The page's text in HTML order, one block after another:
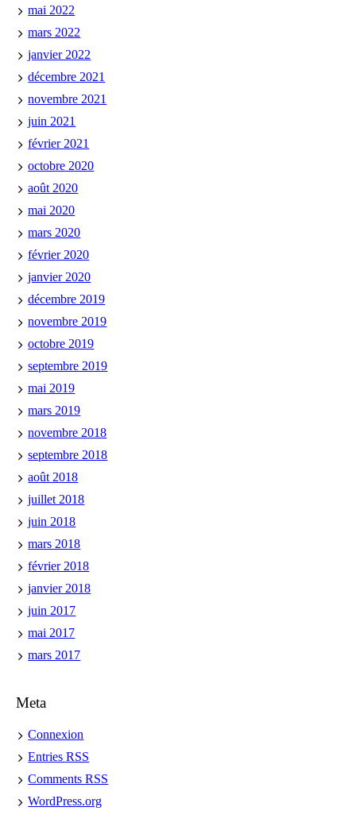
mai 2022
mars 2022
janvier 2022
décembre 2021
novembre 2021
juin 2021
février 2021
octobre 2020
août 2020
mai 2020
mars 2020
février 2020
janvier 2020
décembre 2019
novembre 2019
octobre 2019
septembre 2019
mai 2019
mars 2019
novembre 2018
septembre 2018
août 2018
juillet 2018
juin 2018
mars 2018
février 2018
janvier 2018
juin 2017
mai 2017
mars 2017
Meta
Connexion
EntriesRSS
CommentsRSS
WordPress.org